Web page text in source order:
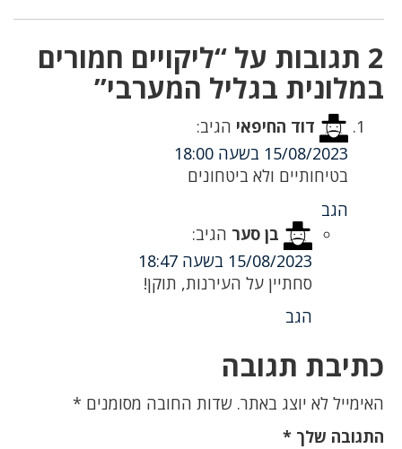
2 תגובות על “ליקויים חמורים
במלונית בגליל המערבי”
דוד החיפאי הגיב:
15/08/2023 בשעה 18:00
בטיחותיים ולא ביטחונים
הגב
בן סער הגיב:
15/08/2023 בשעה 18:47
סחתיין על העירנות, תוקן!
הגב
כתיבת תגובה
האימייל לא יוצג באתר. שדות החובה מסומנים *
התגובה שלך *